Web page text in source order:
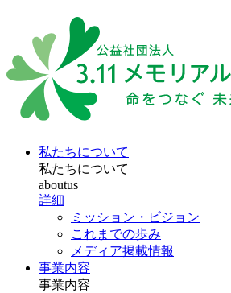
私たちについて
私たちについて
aboutus
詳細
ミッション・ビジョン
これまでの歩み
メディア掲載情報
事業内容
事業内容